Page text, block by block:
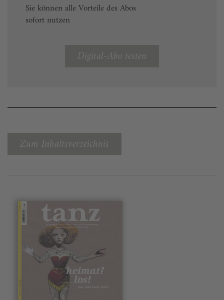
Sie können alle Vorteile des Abos
sofort nutzen
Digital-Abo testen
Zum Inhaltsverzeichnis